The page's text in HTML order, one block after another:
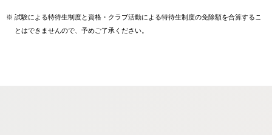
※ 試験による特待生制度と資格・クラブ活動による特待生制度の免除額を合算するこ
とはできませんので、予めご了承ください。